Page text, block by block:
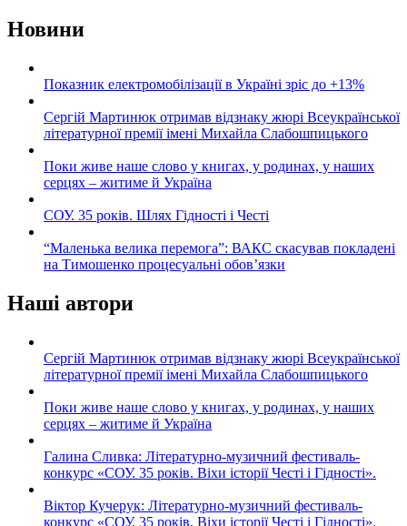
Новини
Показник електромобілізації в Україні зріс до +13%
Сергій Мартинюк отримав відзнаку жюрі Всеукраїнської
літературної премії імені Михайла Слабошпицького
Поки живе наше слово у книгах, у родинах, у наших
серцях – житиме й Україна
СОУ. 35 років. Шлях Гідності і Честі
“Маленька велика перемога”: ВАКС скасував покладені
на Тимошенко процесуальні обов’язки
Наші автори
Сергій Мартинюк отримав відзнаку жюрі Всеукраїнської
літературної премії імені Михайла Слабошпицького
Поки живе наше слово у книгах, у родинах, у наших
серцях – житиме й Україна
Галина Сливка: Літературно-музичний фестиваль-
конкурс «СОУ. 35 років. Віхи історії Честі і Гідності».
Віктор Кучерук: Літературно-музичний фестиваль-
конкурс «СОУ. 35 років. Віхи історії Честі і Гідності».